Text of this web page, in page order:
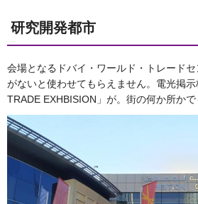
研究開発都市
会場となるドバイ・ワールド・トレード
がないと使わせてもらえません。電光掲
TRADE EXHBISION」が。街の何か所かで